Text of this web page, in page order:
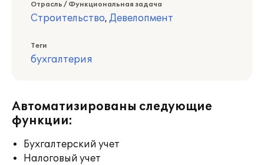
Отрасль / Функциональная задача
Строительство, Девелопмент
Теги
бухгалтерия
Автоматизированы следующие
функции:
Бухгалтерский учет
Налоговый учет